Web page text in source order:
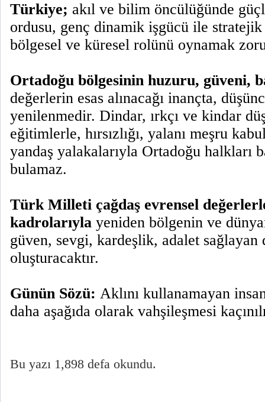
Türkiye; akıl ve bilim öncülüğünde
ordusu, genç dinamik işgücü ile
bölgesel ve küresel rolünü oynamak
Ortadoğu bölgesinin huzuru, güveni,
değerlerin esas alınacağı inançta,
yenilenmedir. Dindar, ırkçı ve kindar
eğitimlerle, hırsızlığı, yalanı meşru
yandaş yalakalarıyla Ortadoğu halkları
bulamaz.
Türk Milleti çağdaş evrensel
kadrolarıyla yeniden bölgenin ve
güven, sevgi, kardeşlik, adalet sağlayan
oluşturacaktır.
Günün Sözü: Aklını kullanamayan
daha aşağıda olarak vahşileşmesi
Bu yazı 1,898 defa okundu.